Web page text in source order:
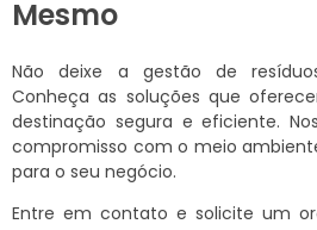
Mesmo
Não deixe a gestão de
Conheça as soluções que
destinação segura e eficiente.
compromisso com o meio
para o seu negócio.
Entre em contato e solicite um